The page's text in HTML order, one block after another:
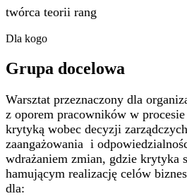
twórca teorii rang
Dla kogo
Grupa docelowa
Warsztat przeznaczony dla
z oporem pracowników w procesie
krytyką wobec decyzji
zaangażowania ​ i
wdrażaniem zmian, gdzie krytyka
hamującym realizację celów
dla: